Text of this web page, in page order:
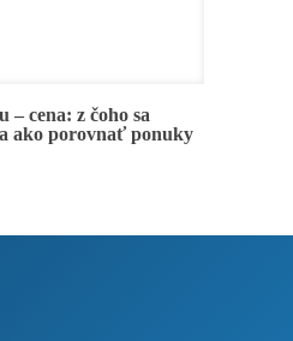
– cena: z čoho sa
ako porovnať ponuky